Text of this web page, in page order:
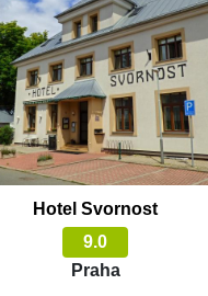
Hotel Svornost
9.0
Praha